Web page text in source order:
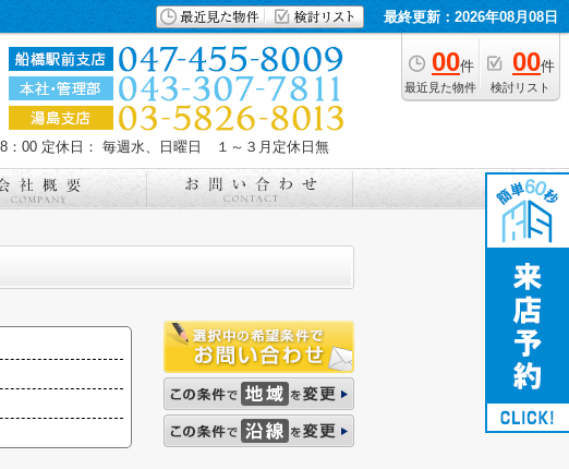
最終更新：2026年08月08日
00件
最近見た物件
00件
検討リスト
：00 定休日： 毎週水、日曜日 １～３月定休日無